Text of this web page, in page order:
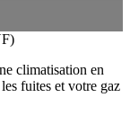
climatisation en
fuites et votre gaz